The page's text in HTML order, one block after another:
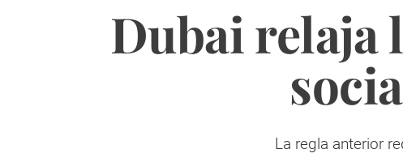
Dubai relaja
La regla anterior